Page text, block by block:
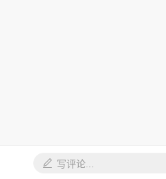
写评论...